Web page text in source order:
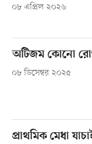
০৮ এপ্রিল ২০২৬
অটিজম কোনো
০৮ ডিসেম্বর ২০২৫
প্রাথমিক মেধা